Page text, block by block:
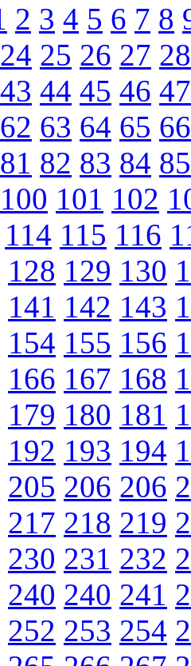
2 3 4 5 6 7 8
24 25 26 27 28
43 44 45 46 47
62 63 64 65 66
81 82 83 84 85
100 101 102
114 115 116
128 129 130
141 142 143
154 155 156
166 167 168
179 180 181
192 193 194
205 206 206
217 218 219
230 231 232
240 240 241
252 253 254